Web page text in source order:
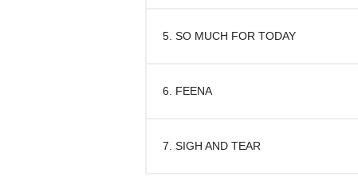
5. SO MUCH FOR TODAY
6. FEENA
7. SIGH AND TEAR